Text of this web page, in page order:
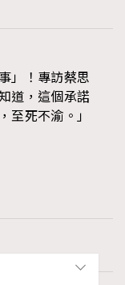
」！專訪蔡思
道，這個承諾
至死不渝。」